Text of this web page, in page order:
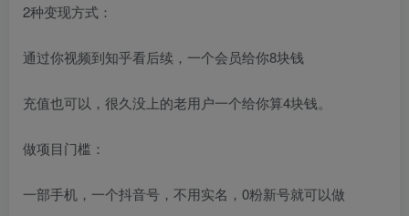
2种变现方式：
通过你视频到知乎看后续，一个会员给你8块钱
充值也可以，很久没上的老用户一个给你算4块钱。
做项目门槛：
一部手机，一个抖音号，不用实名，0粉新号就可以做